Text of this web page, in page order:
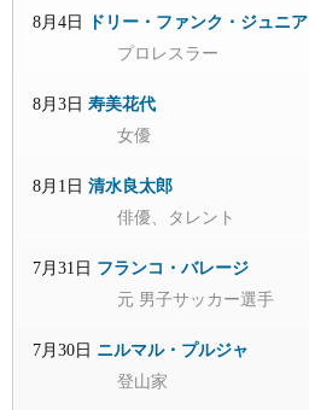
8月4日
ドリー・ファンク・ジュニア
プロレスラー
8月3日 寿美花代
女優
8月1日 清水良太郎
俳優、タレント
7月31日 フランコ・バレージ
元 男子サッカー選手
7月30日 ニルマル・プルジャ
登山家